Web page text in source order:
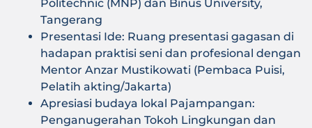
Politechnic (MNP) dan Binus University,
Tangerang
Presentasi Ide: Ruang presentasi gagasan di
hadapan praktisi seni dan profesional dengan
Mentor Anzar Mustikowati (Pembaca Puisi,
Pelatih akting/Jakarta)
Apresiasi budaya lokal Pajampangan:
Penganugerahan Tokoh Lingkungan dan